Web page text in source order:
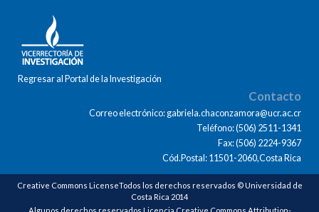
Regresar al Portal de la Investigación
Contacto
Correo electrónico: gabriela.chaconzamora@ucr.ac.cr
Teléfono: (506) 2511-1341
Fax: (506) 2224-9367
Cód.Postal: 11501-2060,Costa Rica
Creative Commons LicenseTodos los derechos reservados © Universidad de
Costa Rica 2014